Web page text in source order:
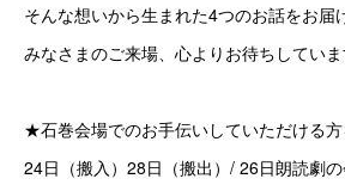
そんな想いから生まれた4つのお話をお届
みなさまのご来場、心よりお待ちしていま
★石巻会場でのお手伝いしていただける方
24日（搬入）28日（搬出）/ 26日朗読劇